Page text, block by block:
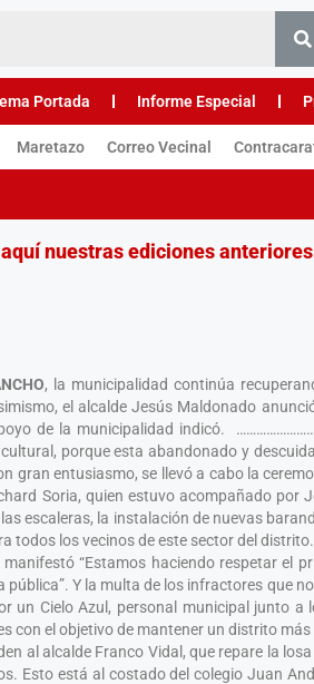
Portada Informe Especial
Maretazo Correo Vecinal
nuestras ediciones anteriores
, la municipalidad continúa
el alcalde Jesús Maldonado
de la municipalidad indicó.
porque esta abandonado y
gran entusiasmo, se llevó a cabo la
Soria, quien estuvo acompañado por
escaleras, la instalación de nuevas
todos los vecinos de este sector del
“Estamos haciendo respetar el
Y la multa de los infractores que
un Cielo Azul, personal municipal junto a
con el objetivo de mantener un distrito
al alcalde Franco Vidal, que repare la
Esto está al costado del colegio Juan